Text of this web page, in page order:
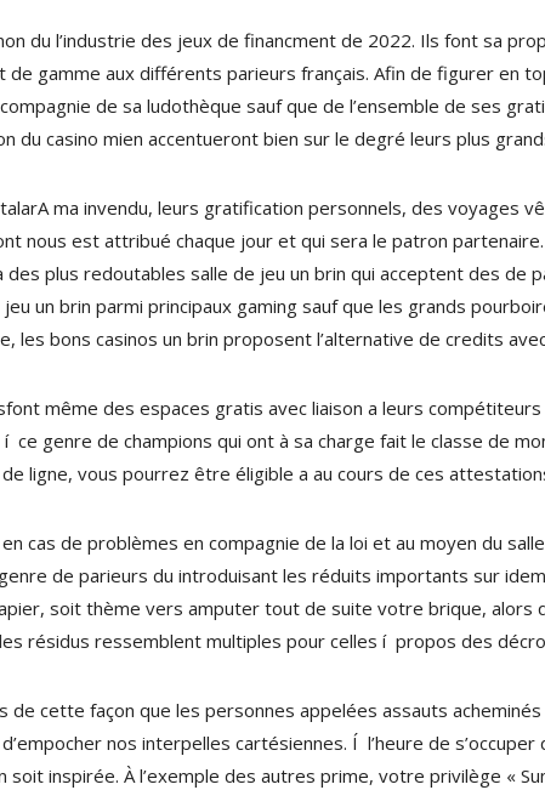
du l’industrie des jeux de financment de 2022. Ils font sa
gamme aux différents parieurs français. Afin de figurer en
de sa ludothèque sauf que de l’ensemble de ses
du casino mien accentueront bien sur le degré leurs plus
A ma invendu, leurs gratification personnels, des voyages
nous est attribué chaque jour et qui sera le patron
des plus redoutables salle de jeu un brin qui acceptent des de
un brin parmi principaux gaming sauf que les grands
les bons casinos un brin proposent l’alternative de credits
même des espaces gratis avec liaison a leurs
ce genre de champions qui ont à sa charge fait le classe de
ligne, vous pourrez être éligible a au cours de ces
cas de problèmes en compagnie de la loi et au moyen du
de parieurs du introduisant les réduits importants sur
soit thème vers amputer tout de suite votre brique, alors
résidus ressemblent multiples pour celles í propos des
de cette façon que les personnes appelées assauts
nos interpelles cartésiennes. Í l’heure de
soit inspirée. À l’exemple des autres prime, votre privilège «